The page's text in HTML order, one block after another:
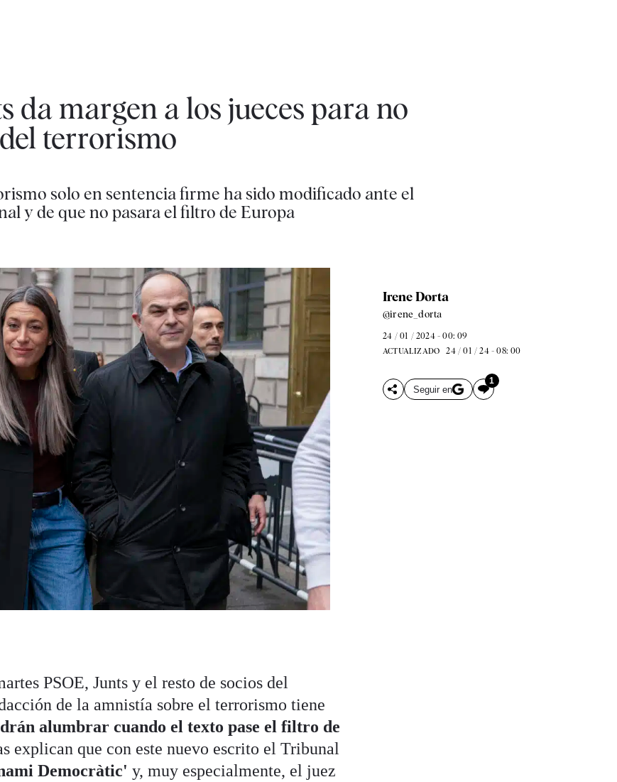
da margen a los jueces para no
terrorismo
solo en sentencia firme ha sido modificado ante el
y de que no pasara el filtro de Europa
Irene Dorta
@irene_dorta
24 / 01 / 2024 - 00: 09
ACTUALIZADO 24 / 01 / 24 - 08: 00
Seguir en
1
PSOE, Junts y el resto de socios del
de la amnistía sobre el terrorismo tiene
alumbrar cuando el texto pase el filtro de
explican que con este nuevo escrito el Tribunal
Democràtic' y, muy especialmente, el juez